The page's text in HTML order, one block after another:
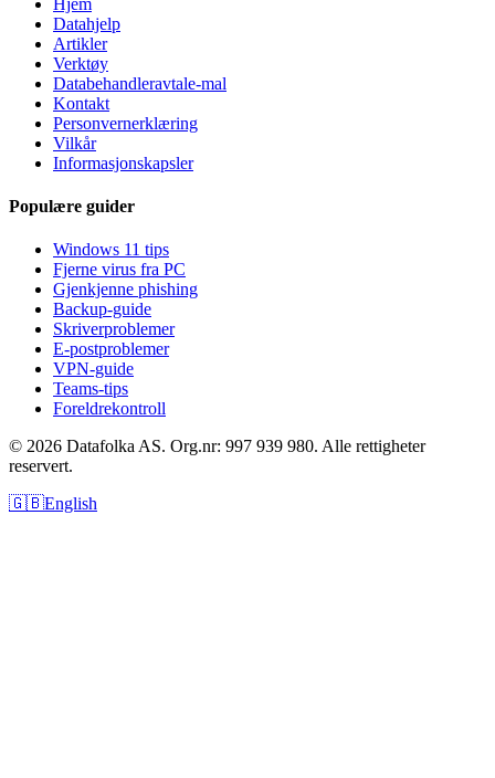
Datahjelp
Artikler
Verktøy
Databehandleravtale-mal
Kontakt
Personvernerklæring
Vilkår
Informasjonskapsler
Populære guider
Windows 11 tips
Fjerne virus fra PC
Gjenkjenne phishing
Backup-guide
Skriverproblemer
E-postproblemer
VPN-guide
Teams-tips
Foreldrekontroll
© 2026 Datafolka AS. Org.nr: 997 939 980. Alle rettigheter
reservert.
🇬🇧English